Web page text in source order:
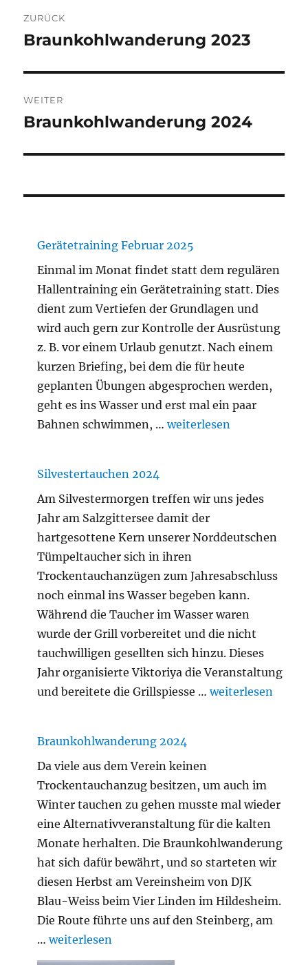
ZURÜCK
Vorheriger
Braunkohlwanderung 2023
WEITER
Nächster
Braunkohlwanderung 2024
Gerätetraining Februar 2025
Einmal im Monat findet statt dem regulären
Hallentraining ein Gerätetraining statt. Dies
dient zum Vertiefen der Grundlagen und
wird auch gern zur Kontrolle der Ausrüstung
z. B. vor einem Urlaub genutzt. Nach einem
kurzen Briefing, bei dem die für heute
geplanten Übungen abgesprochen werden,
geht es ins Wasser und erst mal ein paar
Bahnen schwimmen, …„Gerätetraining Februar
weiterlesen
Silvestertauchen 2024
Am Silvestermorgen treffen wir uns jedes
Jahr am Salzgittersee damit der
hartgesottene Kern unserer Norddeutschen
Tümpeltaucher sich in ihren
Trockentauchanzügen zum Jahresabschluss
noch einmal ins Wasser begeben kann.
Während die Taucher im Wasser waren
wurde der Grill vorbereitet und die nicht
tauchwilligen gesellten sich hinzu. Dieses
Jahr organisierte Viktoriya die Veranstaltung
und bereitete die Grillspiesse …weiterlesen
Braunkohlwanderung 2024
Da viele aus dem Verein keinen
Trockentauchanzug besitzen, um auch im
Winter tauchen zu gehen musste mal wieder
eine Alternativveranstaltung für die kalten
Monate herhalten. Die Braunkohlwanderung
hat sich dafür bewährt, und so starteten wir
diesen Herbst am Vereinsheim von DJK
Blau-Weiss beim Vier Linden im Hildesheim.
Die Route führte uns auf den Steinberg, am
…„Braunkohlwanderung 2024“
weiterlesen